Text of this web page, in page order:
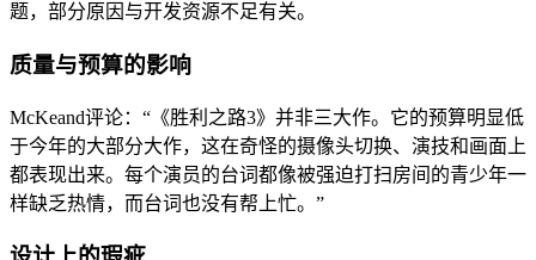
题，部分原因与开发资源不足有关。
质量与预算的影响
McKeand评论：“《胜利之路3》并非三大作。它的预算明显低
于今年的大部分大作，这在奇怪的摄像头切换、演技和画面上
都表现出来。每个演员的台词都像被强迫打扫房间的青少年一
样缺乏热情，而台词也没有帮上忙。”